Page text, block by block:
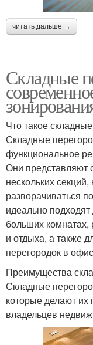
читать дальше →
Складные
Что такое
Складные
функциональное
Они представляют
нескольких
разворачиваться
идеально
больших комнатах,
и отдыха, а также
перегородок в
Преимущества
Складные
которые делают
владельцев